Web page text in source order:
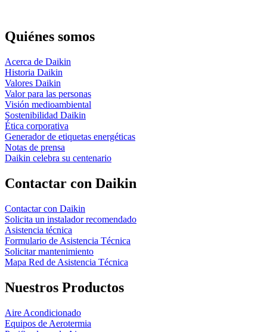
Quiénes somos
Acerca de Daikin
Historia Daikin
Valores Daikin
Valor para las personas
Visión medioambiental
Sostenibilidad Daikin
Ética corporativa
Generador de etiquetas energéticas
Notas de prensa
Daikin celebra su centenario
Contactar con Daikin
Contactar con Daikin
Solicita un instalador recomendado
Asistencia técnica
Formulario de Asistencia Técnica
Solicitar mantenimiento
Mapa Red de Asistencia Técnica
Nuestros Productos
Aire Acondicionado
Equipos de Aerotermia